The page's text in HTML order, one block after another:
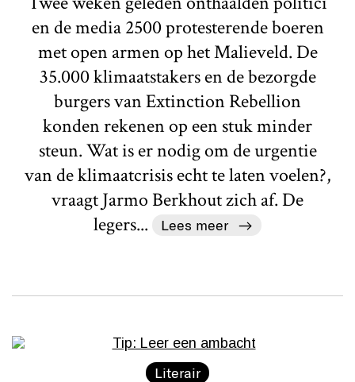
en de media 2500 protesterende boeren
met open armen op het Malieveld. De
35.000 klimaatstakers en de bezorgde
burgers van Extinction Rebellion
konden rekenen op een stuk minder
steun. Wat is er nodig om de urgentie
van de klimaatcrisis echt te laten voelen?,
vraagt Jarmo Berkhout zich af. De
legers...
Lees meer
Literair